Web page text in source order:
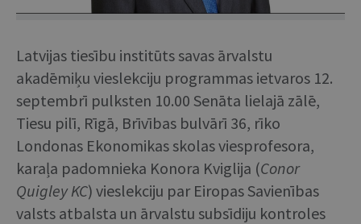
Latvijas tiesību institūts savas ārvalstu
akadēmiķu vieslekciju programmas ietvaros 12.
septembrī pulksten 10.00 Senāta lielajā zālē,
Tiesu pilī, Rīgā, Brīvības bulvārī 36, rīko
Londonas Ekonomikas skolas viesprofesora,
karaļa padomnieka Konora Kviglija (Conor
Quigley KC) vieslekciju par Eiropas Savienības
valsts atbalsta un ārvalstu subsīdiju kontroles